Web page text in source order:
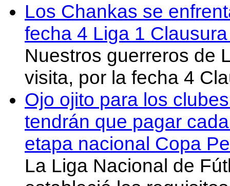
Los Chankas se
fecha 4 Liga 1
Nuestros guerreros de
visita, por la fecha 4
Ojo ojito para los
tendrán que pagar
etapa nacional Copa
La Liga Nacional de